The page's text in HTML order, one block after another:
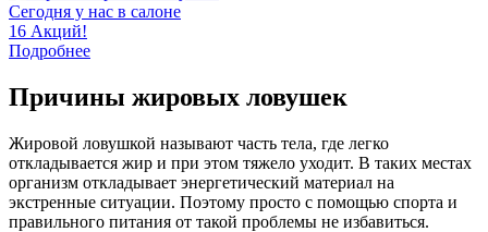
Сегодня у нас в салоне
16 Акций!
Подробнее
Причины жировых ловушек
Жировой ловушкой называют часть тела, где легко
откладывается жир и при этом тяжело уходит. В таких местах
организм откладывает энергетический материал на
экстренные ситуации. Поэтому просто с помощью спорта и
правильного питания от такой проблемы не избавиться.